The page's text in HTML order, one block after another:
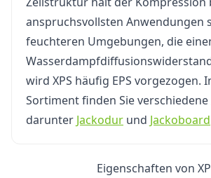
anspruchsvollsten Anwendungen
feuchteren Umgebungen, die
wird XPS häufig EPS vorgezogen.
Sortiment finden Sie verschiedene
darunter Jackodur und Jackoboard
Eigenschaften von